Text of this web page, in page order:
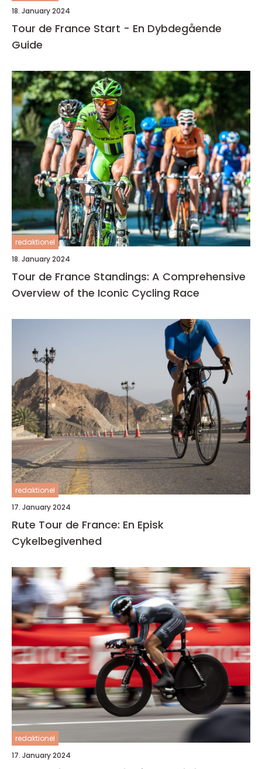
18. January 2024
Tour de France Start - En Dybdegående
Guide
redaktionel
18. January 2024
Tour de France Standings: A Comprehensive
Overview of the Iconic Cycling Race
redaktionel
17. January 2024
Rute Tour de France: En Episk
Cykelbegivenhed
redaktionel
17. January 2024